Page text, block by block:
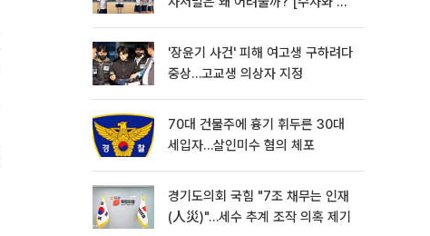
'장윤기 사건' 피해 여고생 구하려다
중상…고교생 의상자 지정
70대 건물주에 흉기 휘두른 30대
세입자…살인미수 혐의 체포
경기도의회 국힘 "7조 채무는 인재
(人災)"…세수 추계 조작 의혹 제기